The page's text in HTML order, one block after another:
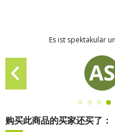
Es ist spektakulär
购买此商品的买家还买了：